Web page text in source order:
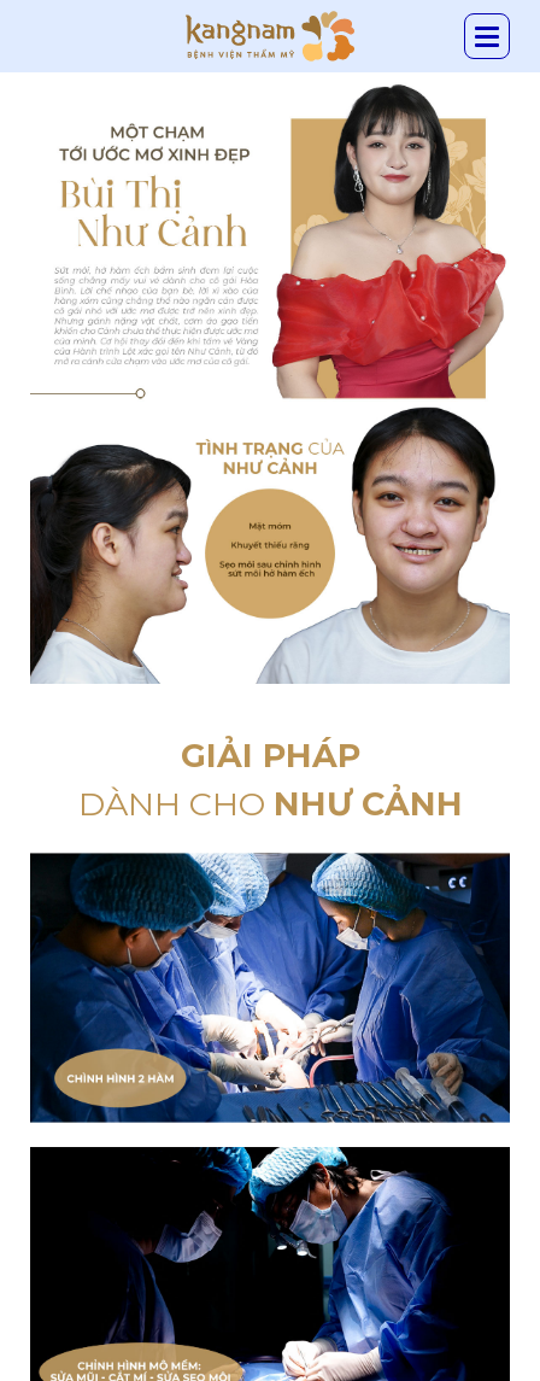
GIẢI PHÁP
DÀNH CHO NHƯ CẢNH